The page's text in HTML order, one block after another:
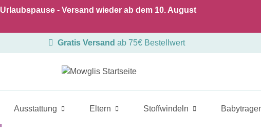
Urlaubspause - Versand wieder ab dem 10. August
Gratis Versand ab 75€ Bestellwert
Ausstattung Eltern Stoffwindeln